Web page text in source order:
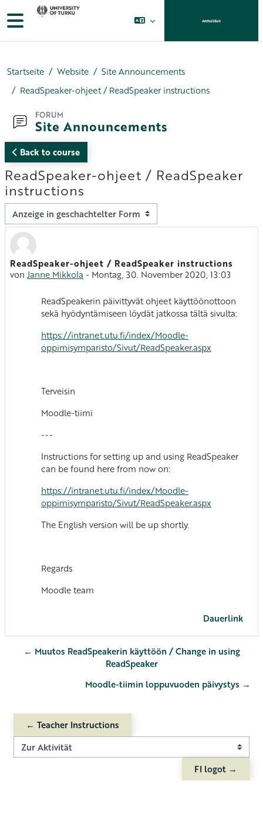
Zum Hauptinhalt
Website-Übersicht Anmelden
Startseite Website
Site Announcements
ReadSpeaker-ohjeet / ReadSpeaker instructions
FORUM
Site Announcements
Back to course
ReadSpeaker-ohjeet / ReadSpeaker
instructions
Anzeigemodus
ReadSpeaker-ohjeet / ReadSpeaker instructions
von Janne Mikkola - Montag, 30. November 2020, 13:03
Anzahl Antworten: 0
ReadSpeakerin päivittyvät ohjeet käyttöönottoon
sekä hyödyntämiseen löydät jatkossa tältä sivulta:
https://intranet.utu.fi/index/Moodle-
oppimisymparisto/Sivut/ReadSpeaker.aspx
Terveisin
Moodle-tiimi
---
Instructions for setting up and using ReadSpeaker
can be found here from now on:
https://intranet.utu.fi/index/Moodle-
oppimisymparisto/Sivut/ReadSpeaker.aspx
The English version will be up shortly.
Regards
Moodle team
Dauerlink
← Muutos ReadSpeakerin käyttöön / Change in using
ReadSpeaker
Moodle-tiimin loppuvuoden päivystys →
← Teacher Instructions
Zur Aktivität
FI logot →